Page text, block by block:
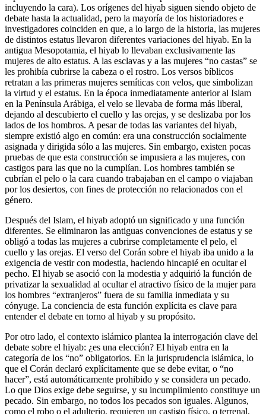
incluyendo la cara). Los orígenes del hiyab siguen siendo objeto de
debate hasta la actualidad, pero la mayoría de los historiadores e
investigadores coinciden en que, a lo largo de la historia, las mujeres
de distintos estatus llevaron diferentes variaciones del hiyab. En la
antigua Mesopotamia, el hiyab lo llevaban exclusivamente las
mujeres de alto estatus. A las esclavas y a las mujeres “no castas” se
les prohibía cubrirse la cabeza o el rostro. Los versos bíblicos
retratan a las primeras mujeres semíticas con velos, que simbolizan
la virtud y el estatus. En la época inmediatamente anterior al Islam
en la Península Arábiga, el velo se llevaba de forma más liberal,
dejando al descubierto el cuello y las orejas, y se deslizaba por los
lados de los hombros. A pesar de todas las variantes del hiyab,
siempre existió algo en común: era una construcción socialmente
asignada y dirigida sólo a las mujeres. Sin embargo, existen pocas
pruebas de que esta construcción se impusiera a las mujeres, con
castigos para las que no la cumplían. Los hombres también se
cubrían el pelo o la cara cuando trabajaban en el campo o viajaban
por los desiertos, con fines de protección no relacionados con el
género.
Después del Islam, el hiyab adoptó un significado y una función
diferentes. Se eliminaron las antiguas convenciones de estatus y se
obligó a todas las mujeres a cubrirse completamente el pelo, el
cuello y las orejas. El verso del Corán sobre el hiyab iba unido a la
exigencia de vestir con modestia, haciendo hincapié en ocultar el
pecho. El hiyab se asoció con la modestia y adquirió la función de
privatizar la sexualidad al ocultar el atractivo físico de la mujer para
los hombres “extranjeros” fuera de su familia inmediata y su
cónyuge. La conciencia de esta función explícita es clave para
entender el debate en torno al hiyab y su propósito.
Por otro lado, el contexto islámico plantea la interrogación clave del
debate sobre el hiyab: ¿es una elección? El hiyab entra en la
categoría de los “no” obligatorios. En la jurisprudencia islámica, lo
que el Corán declaró explícitamente que se debe evitar, o “no
hacer”, está automáticamente prohibido y se considera un pecado.
Lo que Dios exige debe seguirse, y su incumplimiento constituye un
pecado. Sin embargo, no todos los pecados son iguales. Algunos,
como el robo o el adulterio, requieren un castigo físico, o terrenal,